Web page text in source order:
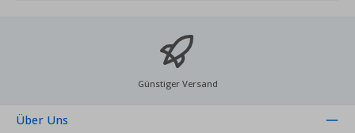
Günstiger Versand
Über Uns